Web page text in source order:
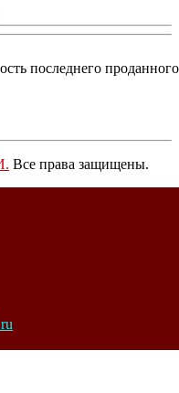
последнего
Все права защищены.